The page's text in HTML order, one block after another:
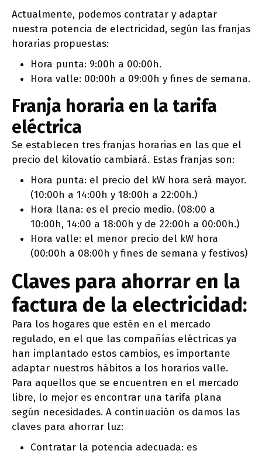
Actualmente, podemos contratar y adaptar
nuestra potencia de electricidad, según las franjas
horarias propuestas:
Hora punta: 9:00h a 00:00h.
Hora valle: 00:00h a 09:00h y fines de semana.
Franja horaria en la tarifa
eléctrica
Se establecen tres franjas horarias en las que el
precio del kilovatio cambiará. Estas franjas son:
Hora punta: el precio del kW hora será mayor.
(10:00h a 14:00h y 18:00h a 22:00h.)
Hora llana: es el precio medio. (08:00 a
10:00h, 14:00 a 18:00h y de 22:00h a 00:00h.)
Hora valle: el menor precio del kW hora
(00:00h a 08:00h y fines de semana y festivos)
Claves para ahorrar en la
factura de la electricidad:
Para los hogares que estén en el mercado
regulado, en el que las compañías eléctricas ya
han implantado estos cambios, es importante
adaptar nuestros hábitos a los horarios valle.
Para aquellos que se encuentren en el mercado
libre, lo mejor es encontrar una tarifa plana
según necesidades. A continuación os damos las
claves para ahorrar luz:
Contratar la potencia adecuada: es